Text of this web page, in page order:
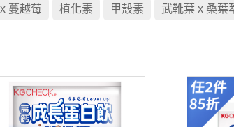
蔓越莓 植化素 甲殼素 武靴葉 x 桑葉